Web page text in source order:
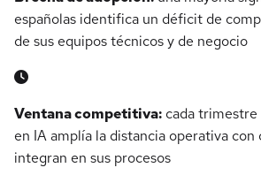
españolas identifica un déficit de
de sus equipos técnicos y de negocio
Ventana competitiva: cada
en IA amplía la distancia operativa
integran en sus procesos